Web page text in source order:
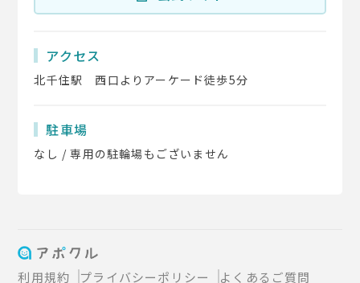
アクセス
北千住駅 西口よりアーケード徒歩5分
駐車場
なし / 専用の駐輪場もございません
利用規約 プライバシーポリシー よくあるご質問